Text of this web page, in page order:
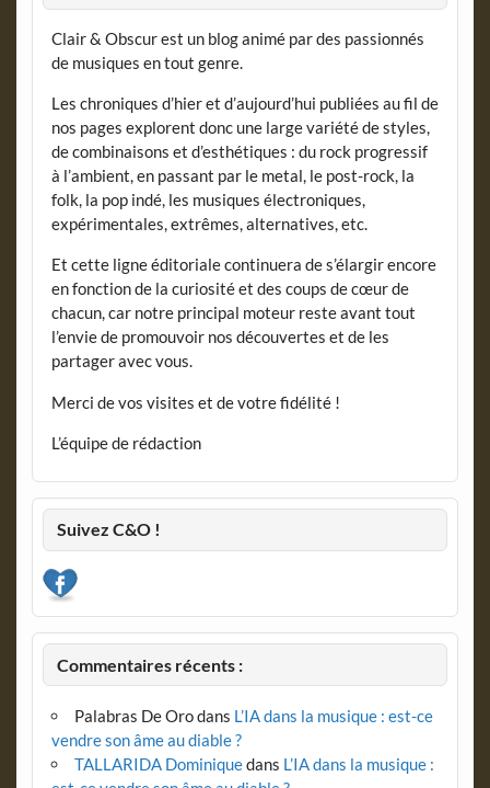
Clair & Obscur est un blog animé par des passionnés
de musiques en tout genre.
Les chroniques d’hier et d’aujourd’hui publiées au fil de
nos pages explorent donc une large variété de styles,
de combinaisons et d’esthétiques : du rock progressif
à l’ambient, en passant par le metal, le post-rock, la
folk, la pop indé, les musiques électroniques,
expérimentales, extrêmes, alternatives, etc.
Et cette ligne éditoriale continuera de s’élargir encore
en fonction de la curiosité et des coups de cœur de
chacun, car notre principal moteur reste avant tout
l’envie de promouvoir nos découvertes et de les
partager avec vous.
Merci de vos visites et de votre fidélité !
L’équipe de rédaction
Suivez C&O !
Commentaires récents :
Palabras De Orodans L’IA dans la musique : est-ce
vendre son âme au diable ?
TALLARIDA Dominiquedans L’IA dans la musique :